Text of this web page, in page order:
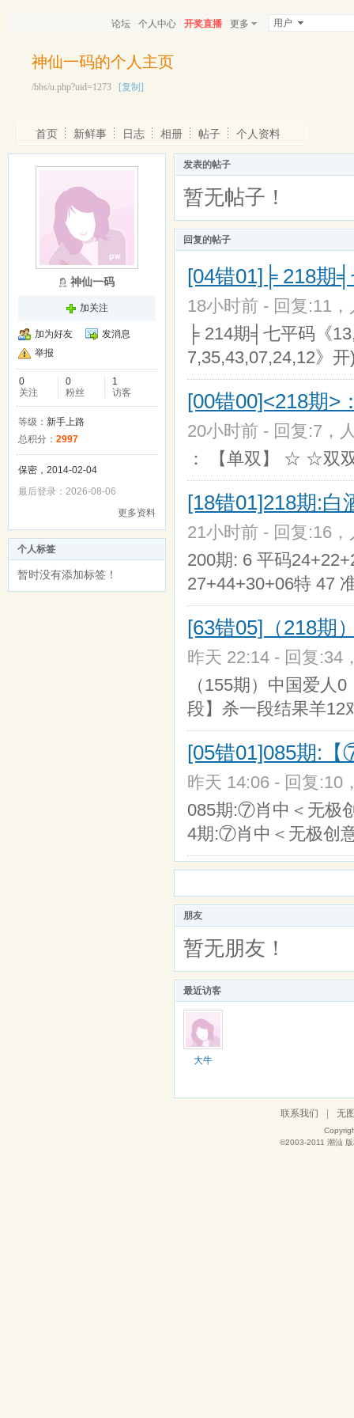
论坛 个人中心 开奖直播 更多 用户
神仙一码的个人主页
/bbs/u.php?uid=1273 [复制]
首页 新鲜事 日志 相册 帖子 个人资料
神仙一码
加关注
加为好友
发消息
举报
0
关注
0
粉丝
1
访客
等级： 新手上路
总积分： 2997
保密，2014-02-04
最后登录：2026-08-06
更多资料
个人标签
暂时没有添加标签！
发表的帖子
暂无帖子！
回复的帖子
[04错01]╞ 218期
18小时前 - 回复:11
╞ 214期╡七平码《
7,35,43,07,24,12》开
[00错00]<218期>
20小时前 - 回复:7，
： 【单双】 ☆ ☆双
[18错01]218期:
21小时前 - 回复:16
200期: 6 平码
27+44+30+06特 47
[63错05]（218
昨天 22:14 - 回复:34
（155期）中国爱人
段】杀一段结果羊12
[05错01]085期:
昨天 14:06 - 回复:10
085期:⑦肖中＜无极
4期:⑦肖中＜无极创
朋友
暂无朋友！
最近访客
大牛
联系我们 无
©2003-2011 潮汕